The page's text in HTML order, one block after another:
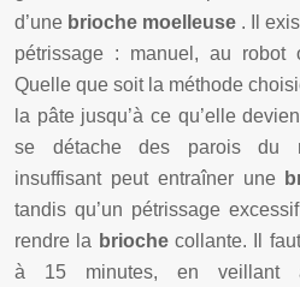
d’une brioche moelleuse . Il
pétrissage : manuel, au
Quelle que soit la méthode
la pâte jusqu’à ce qu’elle
se détache des parois du
insuffisant peut entraîner une
tandis qu’un pétrissage
rendre la briochecollante. Il
à 15 minutes, en veillant